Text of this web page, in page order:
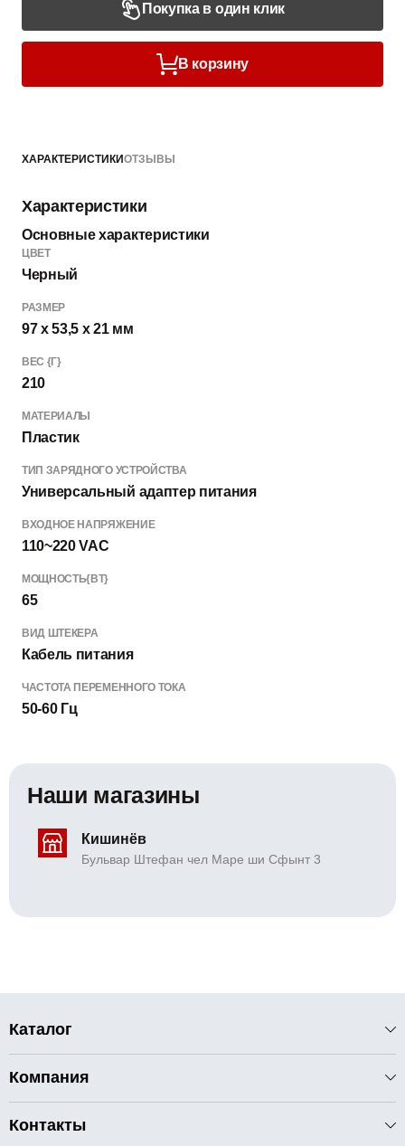
Покупка в один клик
В корзину
ХАРАКТЕРИСТИКИОТЗЫВЫ
Характеристики
Основные характеристики
ЦВЕТ
Черный
РАЗМЕР
97 х 53,5 х 21 мм
ВЕС {Г}
210
МАТЕРИАЛЫ
Пластик
ТИП ЗАРЯДНОГО УСТРОЙСТВА
Универсальный адаптер питания
ВХОДНОЕ НАПРЯЖЕНИЕ
110~220 VAC
МОЩНОСТЬ{ВТ}
65
ВИД ШТЕКЕРА
Кабель питания
ЧАСТОТА ПЕРЕМЕННОГО ТОКА
50-60 Гц
Наши магазины
Кишинёв
Бульвар Штефан чел Маре ши Сфынт 3
Каталог
Компания
Контакты